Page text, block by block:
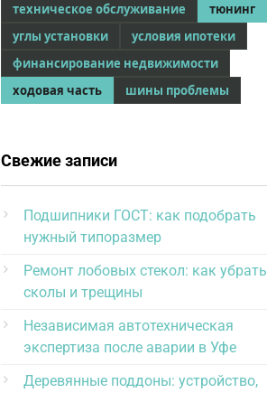
техническое обслуживание
тюнинг
углы установки
условия ипотеки
финансирование недвижимости
ходовая часть
шины проблемы
Свежие записи
Подшипники ГОСТ: как подобрать
нужный типоразмер
Ремонт лобовых стекол: как убрать
сколы и трещины
Независимая автотехническая
экспертиза после аварии в Уфе
Деревянные поддоны: устройство,